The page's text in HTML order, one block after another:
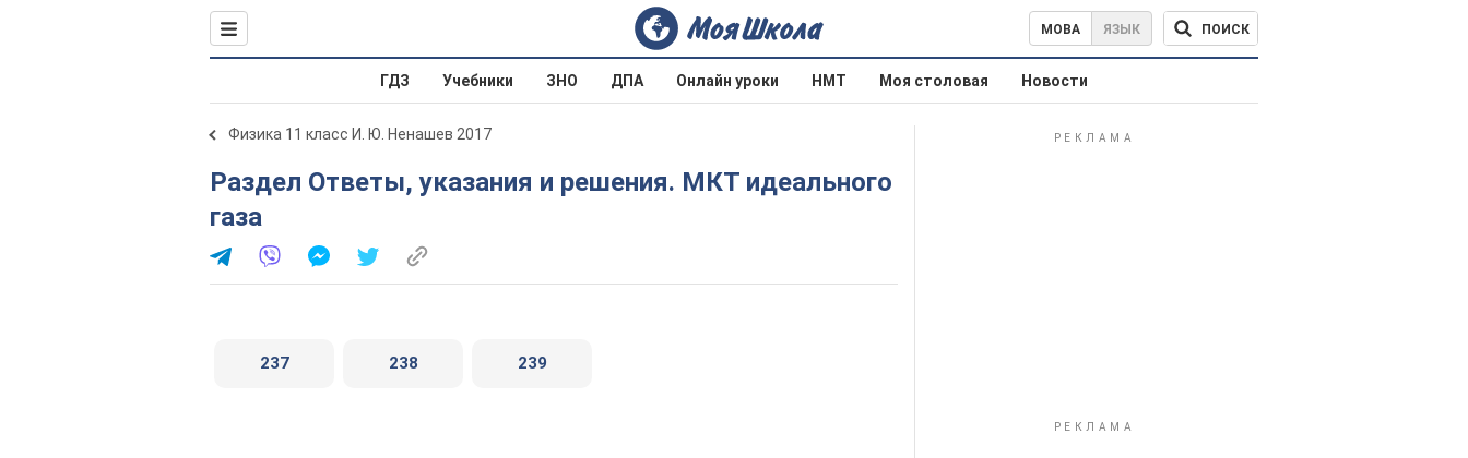
МОВА ЯЗЫК ПОИСК
ГДЗ Учебники ЗНО ДПА Онлайн уроки НМТ Моя столовая Новости
Физика 11 класс И. Ю. Ненашев 2017
Раздел Ответы, указания и решения. МКТ идеального
газа
237 238 239